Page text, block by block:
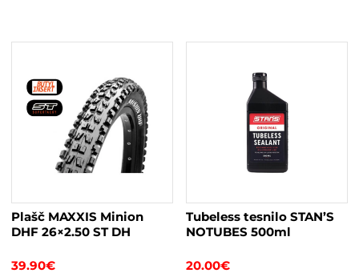
Plašč MAXXIS Minion
DHF 26×2.50 ST DH
39.90€
Tubeless tesnilo STAN’S
NOTUBES 500ml
20.00€